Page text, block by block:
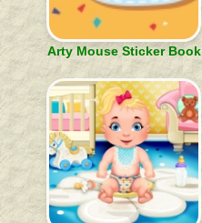
Arty Mouse Sticker Book